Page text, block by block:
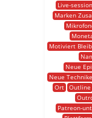
Live-
Marken
Motiviert
Neue
Neue
Ort Outline
Patreon-